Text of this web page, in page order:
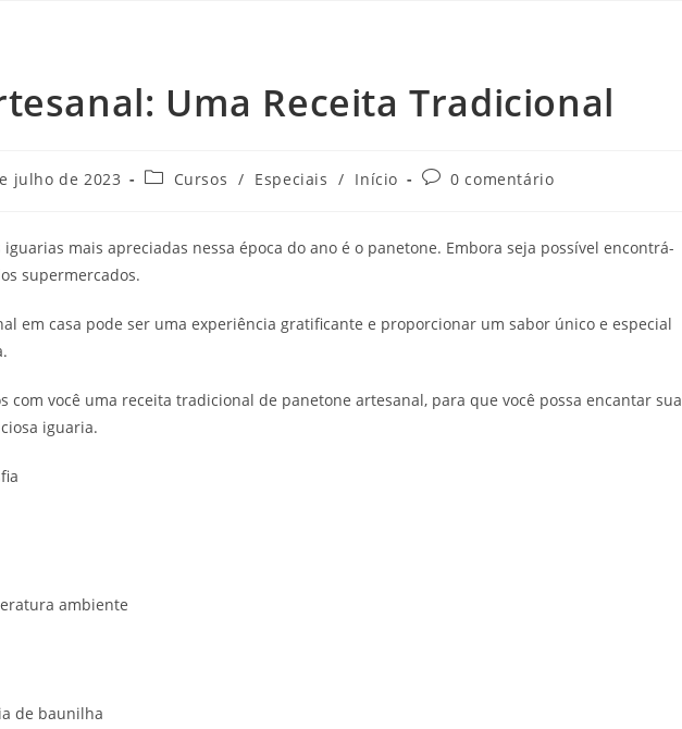
Uma Receita Tradicional
julho de 2023 Cursos / Especiais / Início 0 comentário
mais apreciadas nessa época do ano é o panetone. Embora seja possível encontrá-
supermercados.
em casa pode ser uma experiência gratificante e proporcionar um sabor único e especial
com você uma receita tradicional de panetone artesanal, para que você possa encantar sua
iguaria.
ambiente
de baunilha